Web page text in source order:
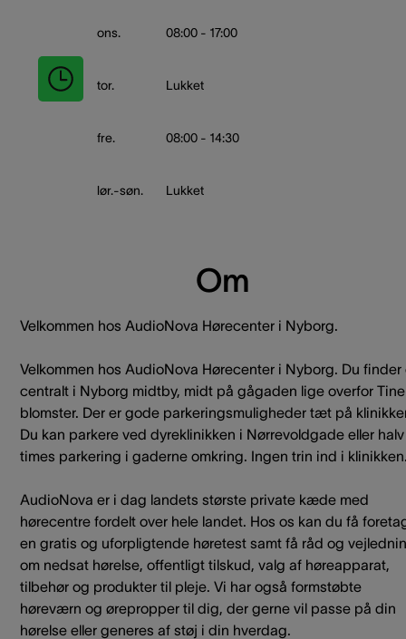
ons. 08:00 - 17:00
tor. Lukket
fre. 08:00 - 14:30
lør.-søn. Lukket
Om
Velkommen hos AudioNova Hørecenter i Nyborg.
Velkommen hos AudioNova Hørecenter i Nyborg. Du finder
centralt i Nyborg midtby, midt på gågaden lige overfor Tine
blomster. Der er gode parkeringsmuligheder tæt på
Du kan parkere ved dyreklinikken i Nørrevoldgade eller halv
times parkering i gaderne omkring. Ingen trin ind i
AudioNova er i dag landets største private kæde med
hørecentre fordelt over hele landet. Hos os kan du få
en gratis og uforpligtende høretest samt få råd og
om nedsat hørelse, offentligt tilskud, valg af høreapparat,
tilbehør og produkter til pleje. Vi har også formstøbte
høreværn og ørepropper til dig, der gerne vil passe på din
hørelse eller generes af støj i din hverdag.